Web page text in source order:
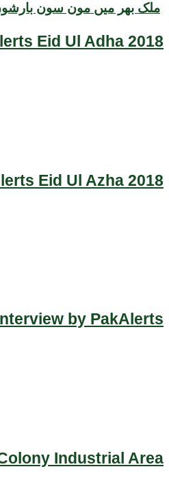
Eid Ul Adha 2018
Eid Ul Azha 2018
by PakAlerts
Industrial Area
ملک بھر میں مون سون بارشوں اور سیلاب کی تباہ